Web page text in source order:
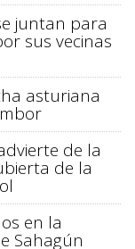
juntan para
sus vecinas
asturiana
de la
de la
en la
Sahagún